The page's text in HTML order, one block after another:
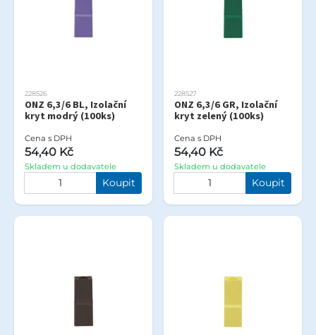
228526
ONZ 6,3/6 BL, Izolační
kryt modrý (100ks)
Cena s DPH
54,40 Kč
Skladem u dodavatele
Koupit
228527
ONZ 6,3/6 GR, Izolační
kryt zelený (100ks)
Cena s DPH
54,40 Kč
Skladem u dodavatele
Koupit